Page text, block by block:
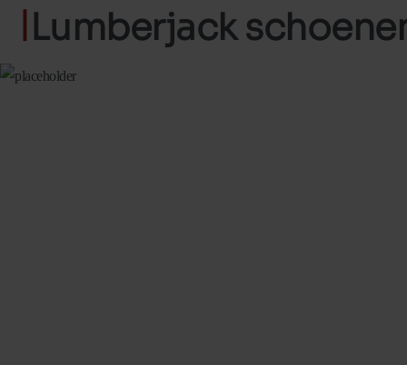
🚛 Livraison gratuite en magasins
Lumberjack